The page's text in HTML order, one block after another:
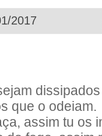
2017
que o odeiam.
assim tu os